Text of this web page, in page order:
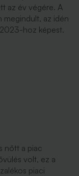
az év végére. A
megindult, az idén
hoz képest.
nőtt a piac
volt, ez a
piaci